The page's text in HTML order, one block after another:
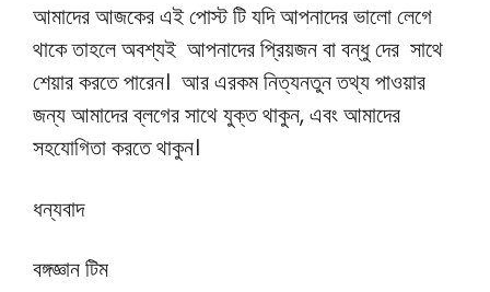
আমাদের আজকের এই পোস্ট টি যদি আপনাদের ভালো লেগে
থাকে তাহলে অবশ্যই আপনাদের প্রিয়জন বা বন্ধু দের সাথে
শেয়ার করতে পারেন। আর এরকম নিত্যনতুন তথ্য পাওয়ার
জন্য আমাদের ব্লগের সাথে যুক্ত থাকুন, এবং আমাদের
সহযোগিতা করতে থাকুন।
ধন্যবাদ
বঙ্গজ্ঞান টিম